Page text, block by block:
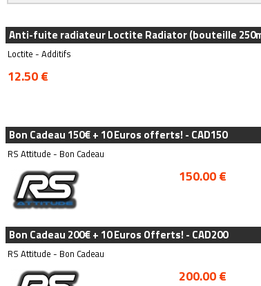
Anti-fuite radiateur Loctite Radiator (bouteille
Loctite - Additifs
12.50 €
Bon Cadeau 150€ + 10 Euros offerts! - CAD150
RS Attitude - Bon Cadeau
150.00 €
Bon Cadeau 200€ + 10 Euros Offerts! - CAD200
RS Attitude - Bon Cadeau
200.00 €